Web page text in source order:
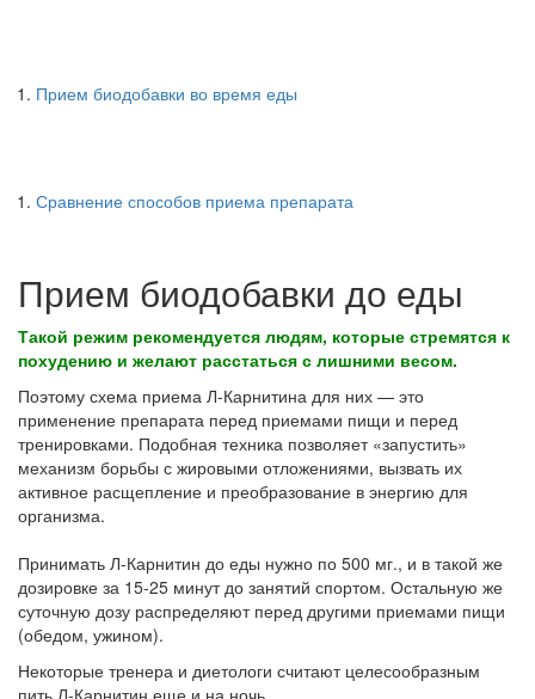
Прием биодобавки во время еды
Сравнение способов приема препарата
Прием биодобавки до еды
Такой режим рекомендуется людям, которые стремятся к
похудению и желают расстаться с лишними весом.
Поэтому схема приема Л-Карнитина для них — это
применение препарата перед приемами пищи и перед
тренировками. Подобная техника позволяет «запустить»
механизм борьбы с жировыми отложениями, вызвать их
активное расщепление и преобразование в энергию для
организма.
Принимать Л-Карнитин до еды нужно по 500 мг., и в такой же
дозировке за 15-25 минут до занятий спортом. Остальную же
суточную дозу распределяют перед другими приемами пищи
(обедом, ужином).
Некоторые тренера и диетологи считают целесообразным
пить Л-Карнитин еще и на ночь.